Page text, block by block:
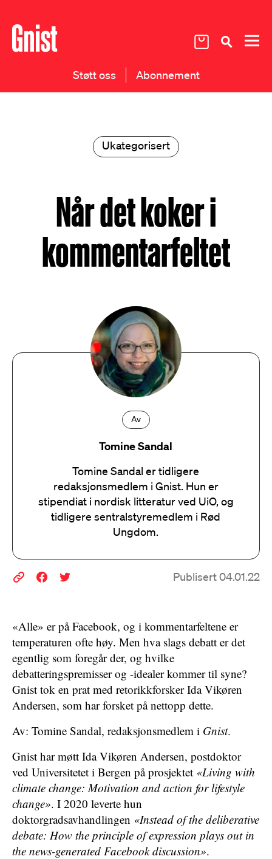
Støtt oss Abonnement
Ukategorisert
Når det koker i
kommentarfeltet
Av
Tomine Sandal
Tomine Sandal er tidligere
redaksjonsmedlem i Gnist. Hun er
stipendiat i nordisk litteratur ved UiO, og
tidligere sentralstyremedlem i Rød
Ungdom.
Publisert 04.01.22
«Alle» er på Facebook, og i kommentarfeltene er
temperaturen ofte høy. Men hva slags debatt er det
egentlig som foregår der, og hvilke
debatteringspremisser og -idealer kommer til syne?
Gnist tok en prat med retorikkforsker Ida Vikøren
Andersen, som har forsket på nettopp dette.
Av: Tomine Sandal, redaksjonsmedlem i Gnist.
Gnist har møtt Ida Vikøren Andersen, postdoktor
ved Universitetet i Bergen på prosjektet «Living with
climate change: Motivation and action for lifestyle
change». I 2020 leverte hun
doktorgradsavhandlingen «Instead of the deliberative
debate: How the principle of expression plays out in
the news-generated Facebook discussion».